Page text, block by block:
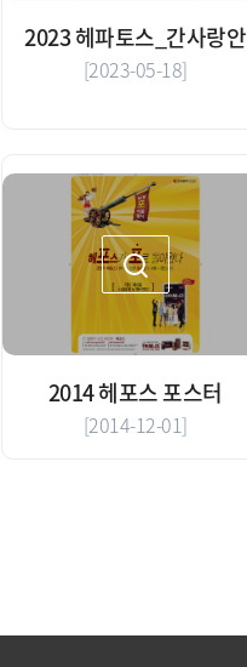
2023 헤파토스_간사랑안
[2023-05-18]
2014 헤포스 포스터
[2014-12-01]